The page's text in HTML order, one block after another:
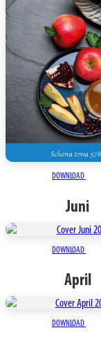
DOWNLOAD
Juni
DOWNLOAD
April
DOWNLOAD